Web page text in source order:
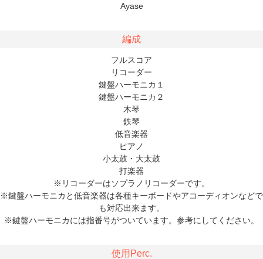
Ayase
編成
フルスコア
リコーダー
鍵盤ハーモニカ１
鍵盤ハーモニカ２
木琴
鉄琴
低音楽器
ピアノ
小太鼓・大太鼓
打楽器
※リコーダーはソプラノリコーダーです。
※鍵盤ハーモニカと低音楽器は各種キーボードやアコーディオンなどで
も対応出来ます。
※鍵盤ハーモニカには指番号がついています。参考にしてください。
使用Perc.